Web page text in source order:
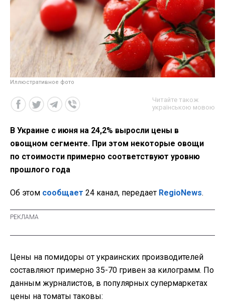
Иллюстративное фото
Читайте також
українською мовою
В Украине с июня на 24,2% выросли цены в
овощном сегменте. При этом некоторые овощи
по стоимости примерно соответствуют уровню
прошлого года
Об этом сообщает 24 канал, передает RegioNews.
Цены на помидоры от украинских производителей
составляют примерно 35-70 гривен за килограмм. По
данным журналистов, в популярных супермаркетах
цены на томаты таковы: